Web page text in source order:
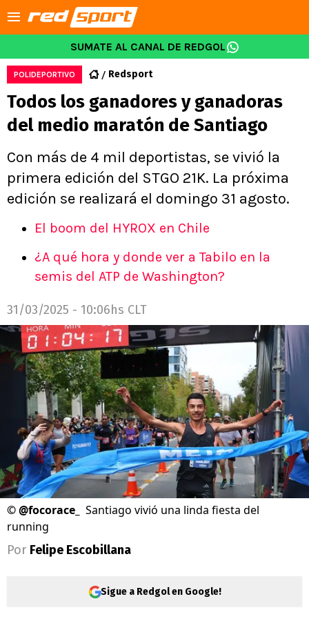
SUMATE AL CANAL DE REDGOL
POLIDEPORTIVO Redsport
Todos los ganadores y ganadoras
del medio maratón de Santiago
Con más de 4 mil deportistas, se vivió la
primera edición del STGO 21K. La próxima
edición se realizará el domingo 31 agosto.
El boom del HYROX en Chile
¿A qué hora y donde ver a Tabilo en la
semis del ATP de Washington?
31/03/2025 - 10:06hs CLT
©@focorace_
Santiago vivió una linda fiesta del
running
Por Felipe Escobillana
Sigue a Redgol en Google!